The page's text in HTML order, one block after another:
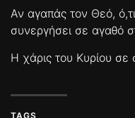
Αν αγαπάς τον Θεό,
συνεργήσει σε αγαθό
Η χάρις του Κυρίου
TAGS